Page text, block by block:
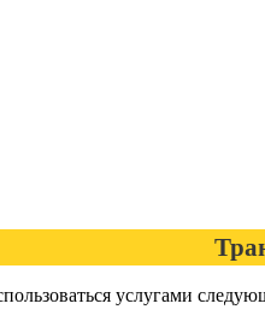
услугами